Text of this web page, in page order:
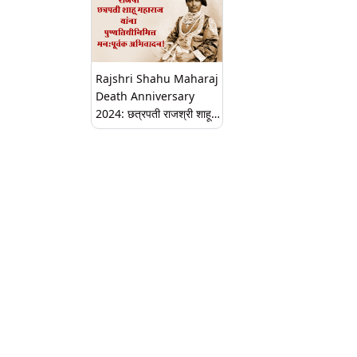
Rajshri Shahu Maharaj
Death Anniversary
2024: छत्रपती राजश्री शाहू
महाराज यांच्या पुण्यतिथीनिमित्त